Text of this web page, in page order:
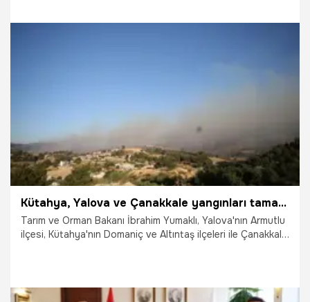
Kütahya, Yalova ve Çanakkale yangınları tamamen kontrol altına alındı
Tarım ve Orman Bakanı İbrahim Yumaklı, Yalova'nın Armutlu
ilçesi, Kütahya'nın Domaniç ve Altıntaş ilçeleri ile Çanakkale